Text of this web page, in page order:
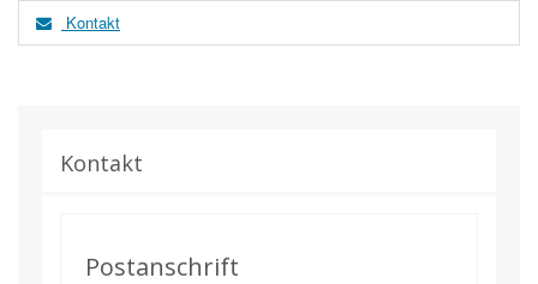
Kontakt
Kontakt
Postanschrift